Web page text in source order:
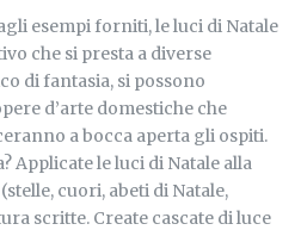
esempi forniti, le luci di Natale
che si presta a diverse
di fantasia, si possono
d’arte domestiche che
a bocca aperta gli ospiti.
Applicate le luci di Natale alla
cuori, abeti di Natale,
scritte. Create cascate di luce